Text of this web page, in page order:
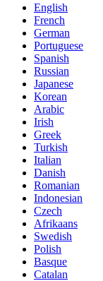
English
French
German
Portuguese
Spanish
Russian
Japanese
Korean
Arabic
Irish
Greek
Turkish
Italian
Danish
Romanian
Indonesian
Czech
Afrikaans
Swedish
Polish
Basque
Catalan